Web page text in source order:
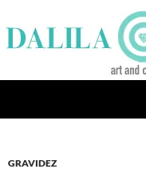
to
content
GRAVIDEZ